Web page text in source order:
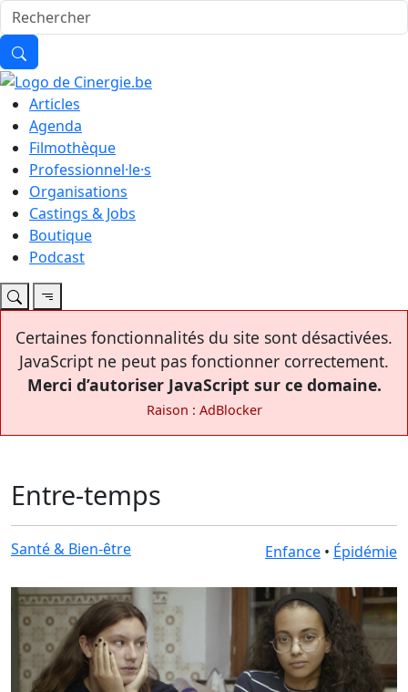
Articles
Agenda
Filmothèque
Professionnel·le·s
Organisations
Castings & Jobs
Boutique
Podcast
Certaines fonctionnalités du site sont désactivées.
JavaScript ne peut pas fonctionner correctement.
Merci d’autoriser JavaScript sur ce domaine.
Raison : AdBlocker
Entre-temps
Santé & Bien-être Enfance • Épidémie